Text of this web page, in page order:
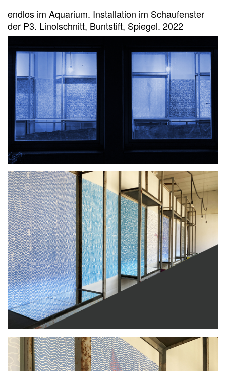
endlos im Aquarium. Installation im Schaufenster
der P3. Linolschnitt, Buntstift, Spiegel. 2022